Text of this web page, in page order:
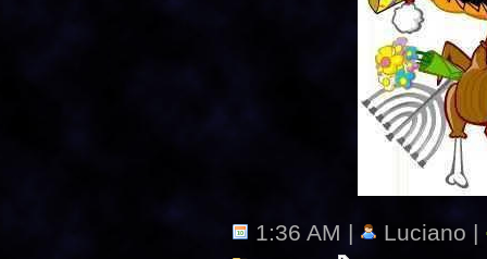
1:36 AM | Luciano |